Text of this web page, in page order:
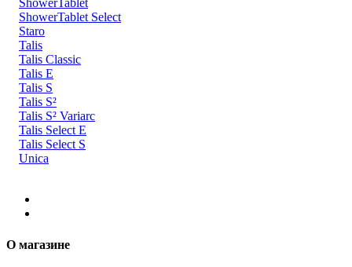
ShowerTablet
ShowerTablet Select
Staro
Talis
Talis Classic
Talis E
Talis S
Talis S²
Talis S² Variarc
Talis Select E
Talis Select S
Unica
О магазине